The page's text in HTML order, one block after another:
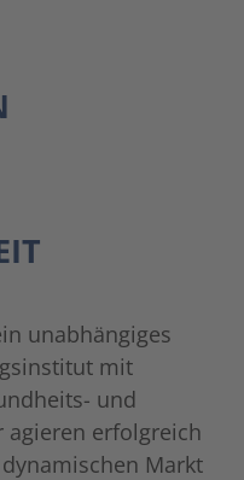
unabhängiges
mit
und
erfolgreich
Markt